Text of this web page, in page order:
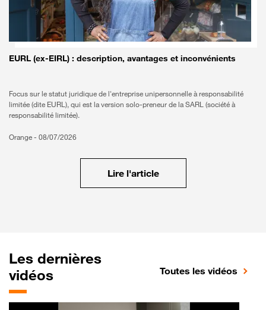
EURL (ex-EIRL) : description, avantages et inconvénients
Focus sur le statut juridique de l'entreprise unipersonnelle à responsabilité
limitée (dite EURL), qui est la version solo-preneur de la SARL (société à
responsabilité limitée).
Orange - 08/07/2026
Lire l'article
Les dernières
vidéos
Toutes les vidéos